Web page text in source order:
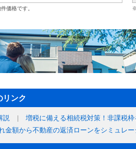
価格です。
リンク
説 増税に備える相続税対策！非課税枠
金額から不動産の返済ローンをシミュレー